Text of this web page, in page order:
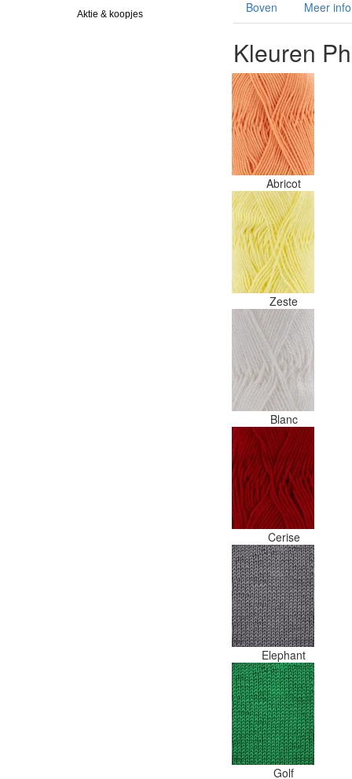
Aktie & koopjes Boven Meer info
Kleuren
Abricot
Zeste
Blanc
Cerise
Elephant
Golf